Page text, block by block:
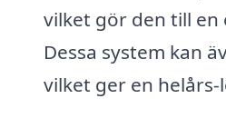
vilket gör den till
Dessa system kan
vilket ger en